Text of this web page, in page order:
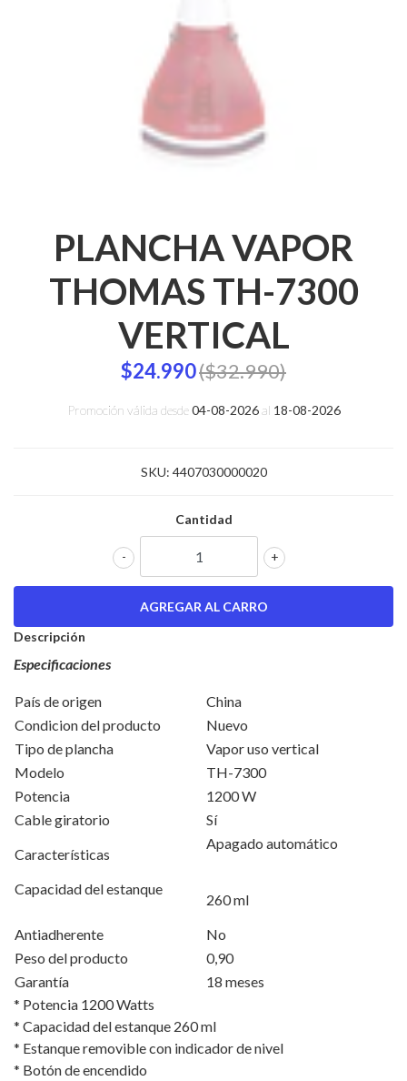
PLANCHA VAPOR
THOMAS TH-7300
VERTICAL
$24.990($32.990)
Promoción válida desde04-08-2026al 18-08-2026
SKU: 4407030000020
Cantidad
+
-
Descripción
Especificaciones
País de origen
China
Condicion del producto
Nuevo
Tipo de plancha
Vapor uso vertical
Modelo
TH-7300
Potencia
1200 W
Cable giratorio
Sí
Características
Apagado automático
Capacidad del estanque
260 ml
Antiadherente
No
Peso del producto
0,90
Garantía
18 meses
* Potencia 1200 Watts
* Capacidad del estanque 260 ml
* Estanque removible con indicador de nivel
* Botón de encendido